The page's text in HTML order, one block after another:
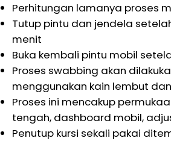
Perhitungan lamanya proses
Tutup pintu dan jendela
menit
Buka kembali pintu mobil
Proses swabbing akan
menggunakan kain lembut
Proses ini mencakup
tengah, dashboard mobil,
Penutup kursi sekali pakai